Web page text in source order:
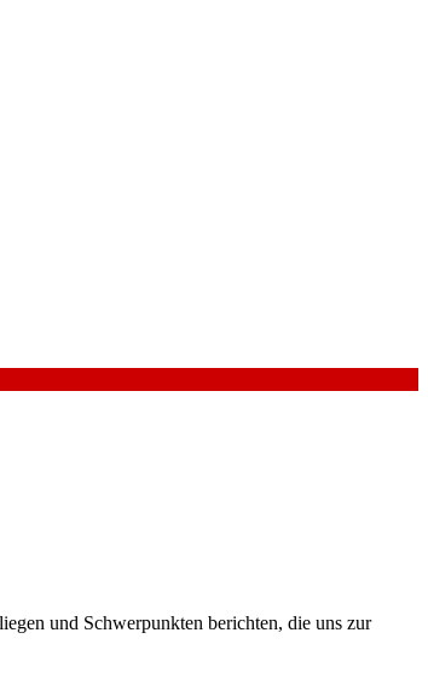
und Schwerpunkten berichten, die uns zur